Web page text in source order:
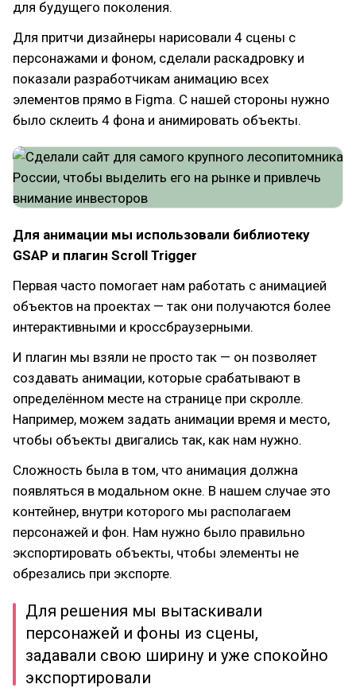
для будущего поколения.
Для притчи дизайнеры нарисовали 4 сцены с
персонажами и фоном, сделали раскадровку и
показали разработчикам анимацию всех
элементов прямо в Figma. С нашей стороны нужно
было склеить 4 фона и анимировать объекты.
Для анимации мы использовали библиотеку
GSAP и плагин Scroll Trigger
Первая часто помогает нам работать с анимацией
объектов на проектах — так они получаются более
интерактивными и кроссбраузерными.
И плагин мы взяли не просто так — он позволяет
создавать анимации, которые срабатывают в
определённом месте на странице при скролле.
Например, можем задать анимации время и место,
чтобы объекты двигались так, как нам нужно.
Сложность была в том, что анимация должна
появляться в модальном окне. В нашем случае это
контейнер, внутри которого мы располагаем
персонажей и фон. Нам нужно было правильно
экспортировать объекты, чтобы элементы не
обрезались при экспорте.
Для решения мы вытаскивали
персонажей и фоны из сцены,
задавали свою ширину и уже спокойно
экспортировали